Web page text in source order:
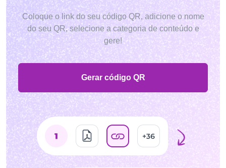
Coloque o link do seu código QR, adicione o nome
do seu QR, selecione a categoria de conteúdo e
gere!
Gerar código QR